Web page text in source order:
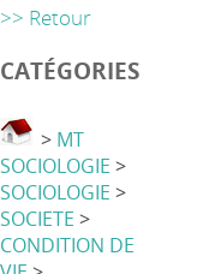
>> Retour
CATÉGORIES
> MT
SOCIOLOGIE >
SOCIOLOGIE >
SOCIETE >
CONDITION DE